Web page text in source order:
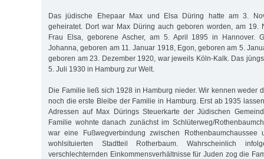
Das jüdische Ehepaar Max und Elsa Düring hatte am 3.
geheiratet. Dort war Max Düring auch geboren worden, am 19.
Frau Elsa, geborene Ascher, am 5. April 1895 in Hannover.
Johanna, geboren am 11. Januar 1918, Egon, geboren am 5.
geboren am 23. Dezember 1920, war jeweils Köln-Kalk. Das
5. Juli 1930 in Hamburg zur Welt.
Die Familie ließ sich 1928 in Hamburg nieder. Wir kennen weder
noch die erste Bleibe der Familie in Hamburg. Erst ab 1935
Adressen auf Max Dürings Steuerkarte der Jüdischen
Familie wohnte danach zunächst im Schlüterweg/
war eine Fußwegverbindung zwischen Rothenbaumchaussee
wohlsituierten Stadtteil Rotherbaum. Wahrscheinlich
verschlechternden Einkommensverhältnisse für Juden zog die